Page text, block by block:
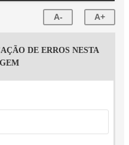
A- A+
DE ERROS NESTA